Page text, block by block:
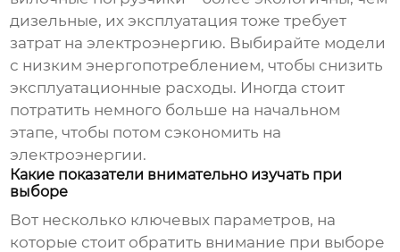
дизельные, их эксплуатация тоже требует
затрат на электроэнергию. Выбирайте модели
с низким энергопотреблением, чтобы снизить
эксплуатационные расходы. Иногда стоит
потратить немного больше на начальном
этапе, чтобы потом сэкономить на
электроэнергии.
Какие показатели внимательно изучать при
выборе
Вот несколько ключевых параметров, на
которые стоит обратить внимание при выборе